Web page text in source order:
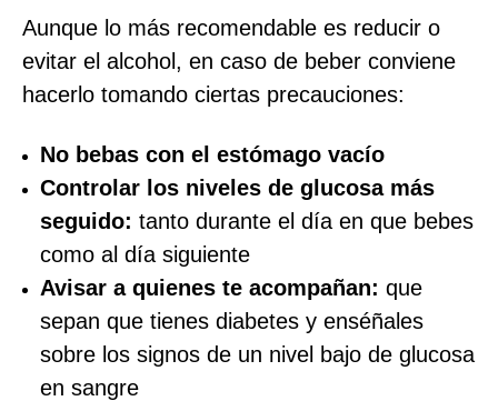
Aunque lo más recomendable es reducir o
evitar el alcohol, en caso de beber conviene
hacerlo tomando ciertas precauciones:
No bebas con el estómago vacío
Controlar los niveles de glucosa más
seguido: tanto durante el día en que bebes
como al día siguiente
Avisar a quienes te acompañan: que
sepan que tienes diabetes y enséñales
sobre los signos de un nivel bajo de glucosa
en sangre